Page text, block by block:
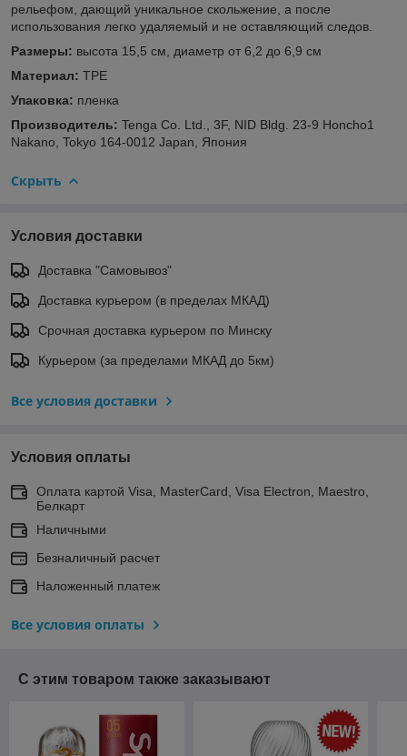
рельефом, дающий уникальное скольжение, а после
использования легко удаляемый и не оставляющий следов.
Размеры: высота 15,5 см, диаметр от 6,2 до 6,9 см
Материал: TPE
Упаковка: пленка
Производитель: Tenga Co. Ltd., 3F, NID Bldg. 23-9 Honcho1
Nakano, Tokyo 164-0012 Japan, Япония
Скрыть
Условия доставки
Доставка "Самовывоз"
Доставка курьером (в пределах МКАД)
Срочная доставка курьером по Минску
Курьером (за пределами МКАД до 5км)
Все условия доставки
Условия оплаты
Оплата картой Visa, MasterCard, Visa Electron, Maestro,
Белкарт
Наличными
Безналичный расчет
Наложенный платеж
Все условия оплаты
С этим товаром также заказывают